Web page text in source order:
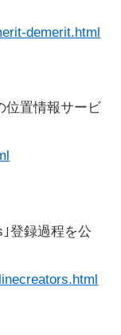
demerit.html
位置情報サービ
｣登録過程を公